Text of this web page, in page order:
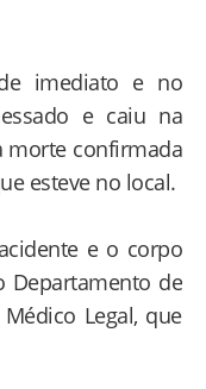
imediato e no
e caiu na
morte confirmada
esteve no local.
e o corpo
Departamento de
Legal, que